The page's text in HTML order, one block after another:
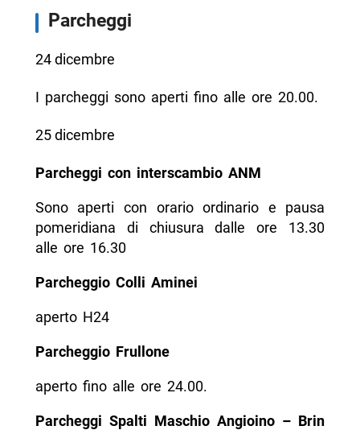
Parcheggi
24 dicembre
I parcheggi sono aperti fino alle ore 20.00.
25 dicembre
Parcheggi con interscambio ANM
Sono aperti con orario ordinario e pausa
pomeridiana di chiusura dalle ore 13.30
alle ore 16.30
Parcheggio Colli Aminei
aperto H24
Parcheggio Frullone
aperto fino alle ore 24.00.
Parcheggi Spalti Maschio Angioino – Brin